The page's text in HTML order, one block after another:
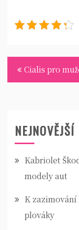
Navigace
pro
Cialis pro
Kabriolet
modely aut
K zazimování
plováky